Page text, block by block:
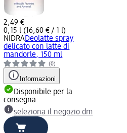
2,49 €
0,15 l (16,60 € / 1 l)
NIDRADeolatte spray
delicato con latte di
mandorle, 150 ml
(0)
Informazioni
Disponibile per la
consegna
seleziona il negozio dm